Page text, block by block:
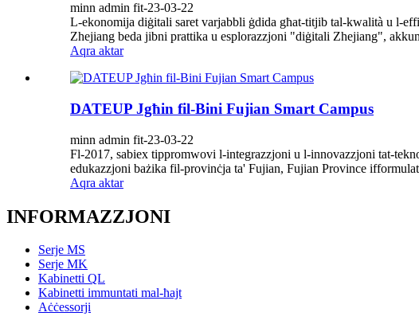
minn admin fit-23-03-22
L-ekonomija diġitali saret varjabbli ġdida għat-titjib tal-kwalità u l-
Zhejiang beda jibni prattika u esplorazzjoni "diġitali Zhejiang",
Aqra aktar
DATEUP Jgħin fil-Bini Fujian Smart Campus
minn admin fit-23-03-22
Fl-2017, sabiex tippromwovi l-integrazzjoni u l-innovazzjoni tat-
edukazzjoni bażika fil-provinċja ta' Fujian, Fujian Province
Aqra aktar
INFORMAZZJONI
Serje MS
Serje MK
Kabinetti QL
Kabinetti immuntati mal-ħajt
Aċċessorji